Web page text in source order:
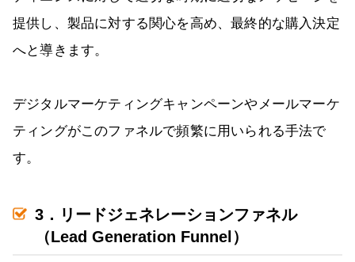
提供し、製品に対する関心を高め、最終的な購入決定
へと導きます。
デジタルマーケティングキャンペーンやメールマーケ
ティングがこのファネルで頻繁に用いられる手法で
す。
3．リードジェネレーションファネル
（Lead Generation Funnel）